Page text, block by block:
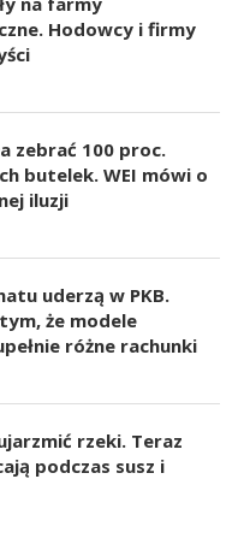
Hodowcy i firmy
zebrać 100 proc.
butelek. WEI mówi o
iluzji
uderzą w PKB.
że modele
różne rachunki
rzeki. Teraz
podczas susz i